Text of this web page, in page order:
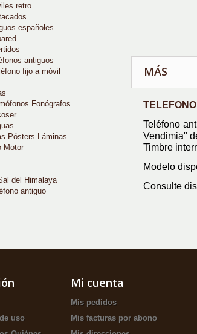
retro
españoles
antiguos
fijo a móvil
Fonógrafos
Pósters Láminas
Motor
del Himalaya
antiguo
MÁS
Teléfono
Vendimia"
Timbre
Modelo
Consulte
uso
Mi cuenta
Mis pedidos
Mis facturas por abono